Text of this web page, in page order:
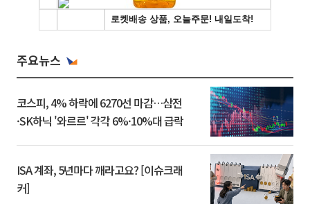
주요뉴스
코스피, 4% 하락에 6270선 마감…삼전
·SK하닉 '와르르' 각각 6%·10%대 급락
ISA 계좌, 5년마다 깨라고요? [이슈크래
커]